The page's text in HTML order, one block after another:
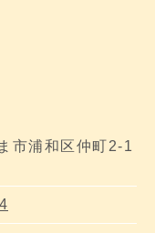
市浦和区仲町2-1